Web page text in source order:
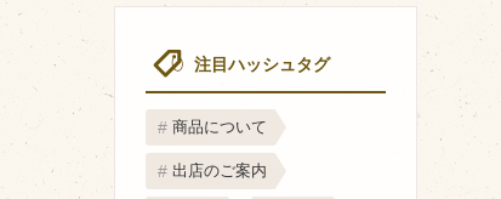
注目ハッシュタグ
商品について
出店のご案内
取り扱い店
販売店